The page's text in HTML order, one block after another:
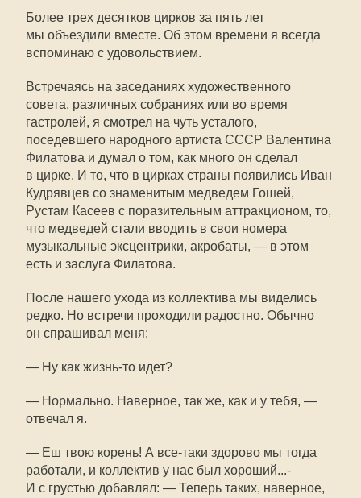
Более трех десятков цирков за пять лет
мы объездили вместе. Об этом времени я всегда
вспоминаю с удовольствием.
Встречаясь на заседаниях художественного
совета, различных собраниях или во время
гастролей, я смотрел на чуть усталого,
поседевшего народного артиста СССР Валентина
Филатова и думал о том, как много он сделал
в цирке. И то, что в цирках страны появились Иван
Кудрявцев со знаменитым медведем Гошей,
Рустам Касеев с поразительным аттракционом, то,
что медведей стали вводить в свои номера
музыкальные эксцентрики, акробаты, — в этом
есть и заслуга Филатова.
После нашего ухода из коллектива мы виделись
редко. Но встречи проходили радостно. Обычно
он спрашивал меня:
— Ну как жизнь-то идет?
— Нормально. Наверное, так же, как и у тебя, —
отвечал я.
— Еш твою корень! А все-таки здорово мы тогда
работали, и коллектив у нас был хороший...-
И с грустью добавлял: — Теперь таких, наверное,